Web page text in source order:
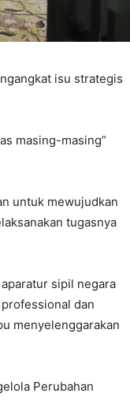
isu strategis
masing-masing”
untuk mewujudkan
tugasnya
sipil negara
dan
menyelenggarakan
Perubahan